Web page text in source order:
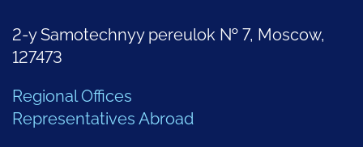
2-y Samotechnyy pereulok № 7, Moscow,
127473
Regional Offices
Representatives Abroad